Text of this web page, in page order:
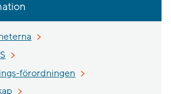
Länk till annan webbplats,
Länk till annan webbplats, öppnas i
förordningen Länk till annan
Länk till annan webbplats.